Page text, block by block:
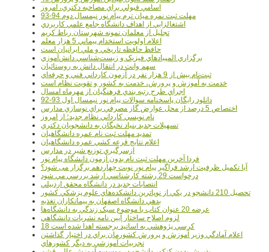
اسامي قبولي براي مصاحبه دکتري، امروز
مهلت ثبت نمره میان ترم پیام نور نیمسال دوم 94-93
اشتغالزايي از اهداف دانشگاه جامع علمي کاربردي
تجليل از معلمان نمونه شهرستان رباط کريم
اعلام اولويت استخدام پيماني 5 هزار معلم
حافظ حافظه تاريخي و ملي ايرانيان است
برگزاري المپيادهاي فيزيک و زيست‌شناسي دانش‌آموزي
سهم وانت در انتقال دانش به روستائيان
ثبت‌نام بيش از 9 هزار نفر در آزمون کارداني فني و حرفه‌اي
خدمت به آموزش و پرورش، خدمت به کشور و تقويت نظام است
اجراي طرح رتبه بندي فرهنگيان از مهرماه امسال
دانلود رایگان پاسخنامه سوالات پیام نور نیمسال اول 93-92
اختصاص 5 درصد از محل عوارض گاز مصرفي براي نوسازي مدارس
نام نويسي کارداني نظام جديد؛ از امروز
تسهيلات جديد بنياد نخبگان به دانشجويان دکتري
تمديد مهلت ثبت نام عمره دانشگاهيان
اعلام نتايج قرعه کشي عمره دانشگاهيان
ازسرگيري توزيع شير در مدارس
فردا آخرین مهلت ثبت نام بدون آزمون دانشگاه پیام نور
آیا تکمیل ظرفیت ارشد فراگیر پیام نور نوبت چهاردهم برگزار می شود؟
درخواست 29 رشته کارشناسي ارشد بررسي مي شود
انتصابات جديد در دانشگاه محقق اردبيلي
تحصيل 210 دانشجو در يکي از نوپاترين دانشکده‌هاي علوم پزشکي کشور
بدهي دانشگاه اصفهان به پيمانکاران تغذيه
عرضه 20 عنوان کتاب با موضوع سبک زندگي به دانشگاه‌ها
لزوم اصلاح ساختار آيين نامه نشريات دانشگاهي
18 کرسي پژوهشي به اساتيد برجسته اهدا شده است
اعلام آمادگي وزير آموزش و پرورش کشورمان براي در اختيار گذاشتن
تجربيات آموزشي به ديگر کشورهاي